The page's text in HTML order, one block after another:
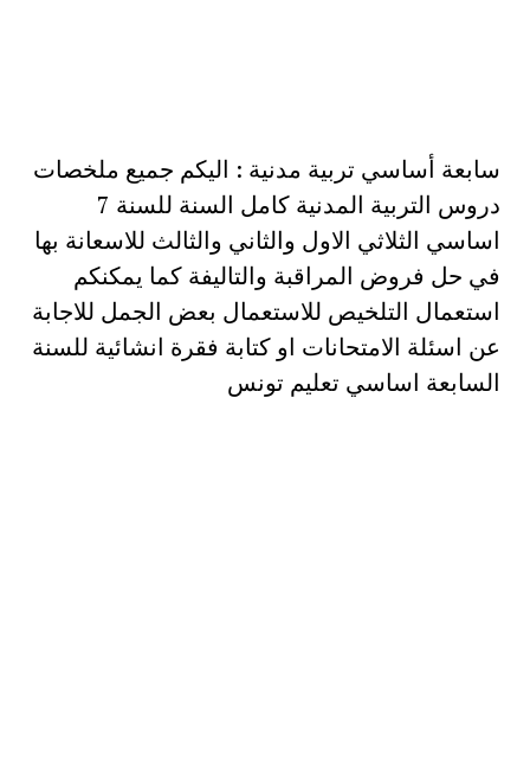
سابعة أساسي تربية مدنية : اليكم جميع ملخصات
دروس التربية المدنية كامل السنة للسنة 7
اساسي الثلاثي الاول والثاني والثالث للاسعانة بها
في حل فروض المراقبة والتاليفة كما يمكنكم
استعمال التلخيص للاستعمال بعض الجمل للاجابة
عن اسئلة الامتحانات او كتابة فقرة انشائية للسنة
السابعة اساسي تعليم تونس